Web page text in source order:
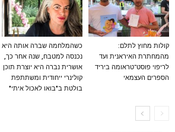
קולות מחוץ לתלם:
מהמחתרת האיראנית ועד
לריפוי פוסט־טראומה ביריד
הספרים העצמאי
כשהמלחמה שברה אותה היא
נכנסה למטבח, שנה אחר כך,
אושרית נברה היא יוצרת תוכן
קולינרי ייחודית ומשתתפת
בולטת ב"בואו לאכול איתי"